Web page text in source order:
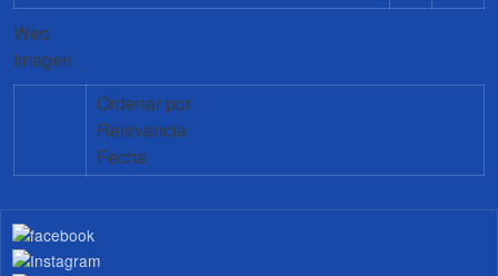
Web
Imagen
Ordenar por
Relevancia
Fecha